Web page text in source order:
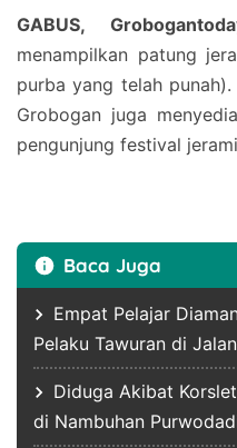
GABUS,
menampilkan patung
purba yang telah
Grobogan juga
pengunjung festival
Baca Juga
Empat Pelajar
Pelaku Tawuran di
Diduga Akibat
di Nambuhan